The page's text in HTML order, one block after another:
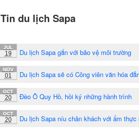
Tin du lịch Sapa
JUL
19 Du lịch Sapa gắn với bảo vệ môi trường
NOV
01 Du lịch Sapa sẽ có Công viên văn hóa
OCT
20 Đèo Ô Quy Hồ, hồi ký những hành trình
OCT
20 Du lịch Sapa níu chân khách với ẩm thực